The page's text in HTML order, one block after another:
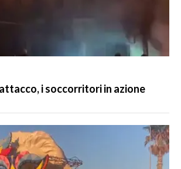
i soccorritori in azione